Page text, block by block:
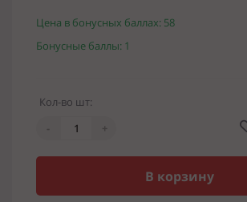
Цена в бонусных баллах: 58
Бонусные баллы: 1
Кол-во шт:
-
+
В корзину